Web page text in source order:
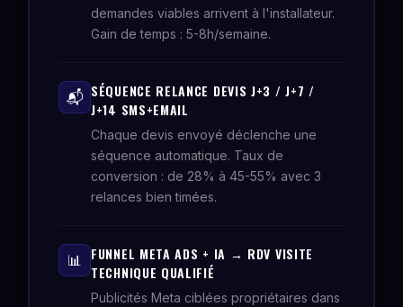
demandes viables arrivent à l'installateur.
Gain de temps : 5-8h/semaine.
📬 SÉQUENCE RELANCE DEVIS J+3 / J+7 /
J+14 SMS+EMAIL
Chaque devis envoyé déclenche une
séquence automatique. Taux de
conversion : de 28% à 45-55% avec 3
relances bien timées.
📊 FUNNEL META ADS + IA → RDV VISITE
TECHNIQUE QUALIFIÉ
Publicités Meta ciblées propriétaires dans